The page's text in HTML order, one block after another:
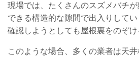
現場では、たくさんのスズメバチ
できる構造的な隙間で出入りして
確認しようとしても屋根裏をのぞけ
このような場合、多くの業者は天